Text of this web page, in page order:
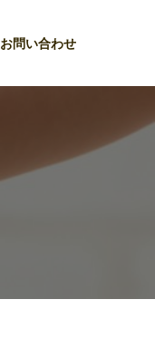
お問い合わせ